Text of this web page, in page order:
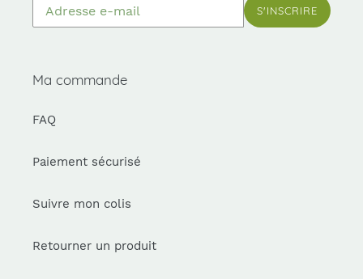
S'INSCRIRE
Ma commande
FAQ
Paiement sécurisé
Suivre mon colis
Retourner un produit